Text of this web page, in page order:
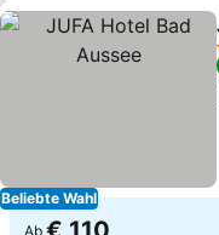
Beliebte Wahl
Ab